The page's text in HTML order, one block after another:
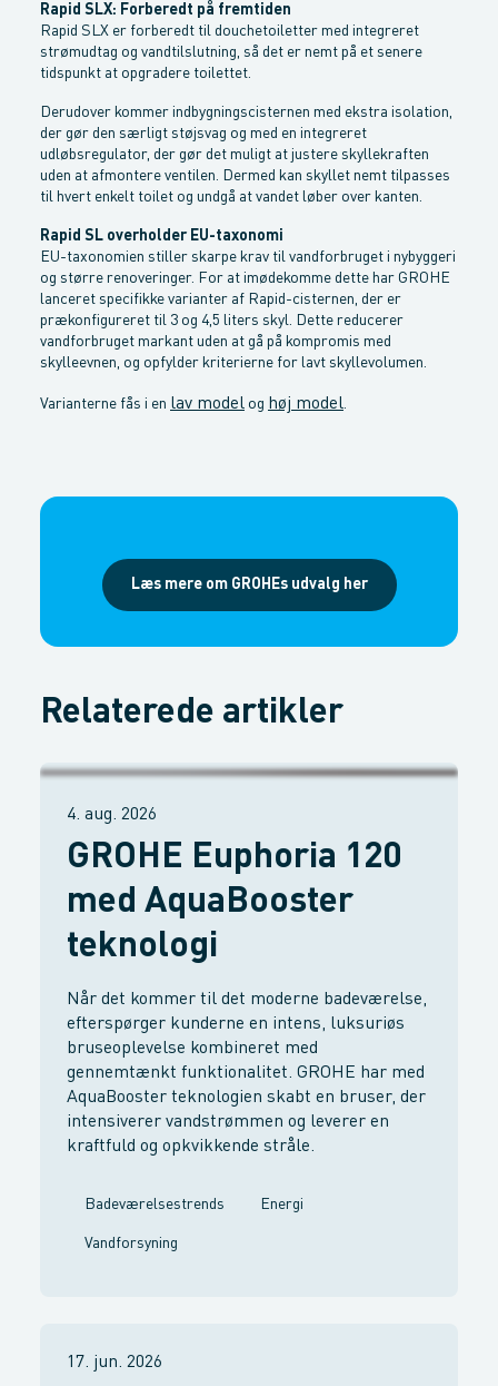
Rapid SLX: Forberedt på fremtiden
Rapid SLX er forberedt til douchetoiletter med integreret
strømudtag og vandtilslutning, så det er nemt på et senere
tidspunkt at opgradere toilettet.
Derudover kommer indbygningscisternen med ekstra isolation,
der gør den særligt støjsvag og med en integreret
udløbsregulator, der gør det muligt at justere skyllekraften
uden at afmontere ventilen. Dermed kan skyllet nemt tilpasses
til hvert enkelt toilet og undgå at vandet løber over kanten.
Rapid SL overholder EU-taxonomi
EU-taxonomien stiller skarpe krav til vandforbruget i nybyggeri
og større renoveringer. For at imødekomme dette har GROHE
lanceret specifikke varianter af Rapid-cisternen, der er
prækonfigureret til 3 og 4,5 liters skyl. Dette reducerer
vandforbruget markant uden at gå på kompromis med
skylleevnen, og opfylder kriterierne for lavt skyllevolumen.
Varianterne fås i en lav model og høj model.
Læs mere om GROHEs udvalg her
Relaterede artikler
4. aug. 2026
GROHE Euphoria 120
med AquaBooster
teknologi
Når det kommer til det moderne badeværelse,
efterspørger kunderne en intens, luksuriøs
bruseoplevelse kombineret med
gennemtænkt funktionalitet. GROHE har med
AquaBooster teknologien skabt en bruser, der
intensiverer vandstrømmen og leverer en
kraftfuld og opkvikkende stråle.
Badeværelsestrends Energi
Vandforsyning
17. jun. 2026